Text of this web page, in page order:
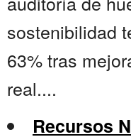
sostenibilidad
63% tras
real....
Recursos